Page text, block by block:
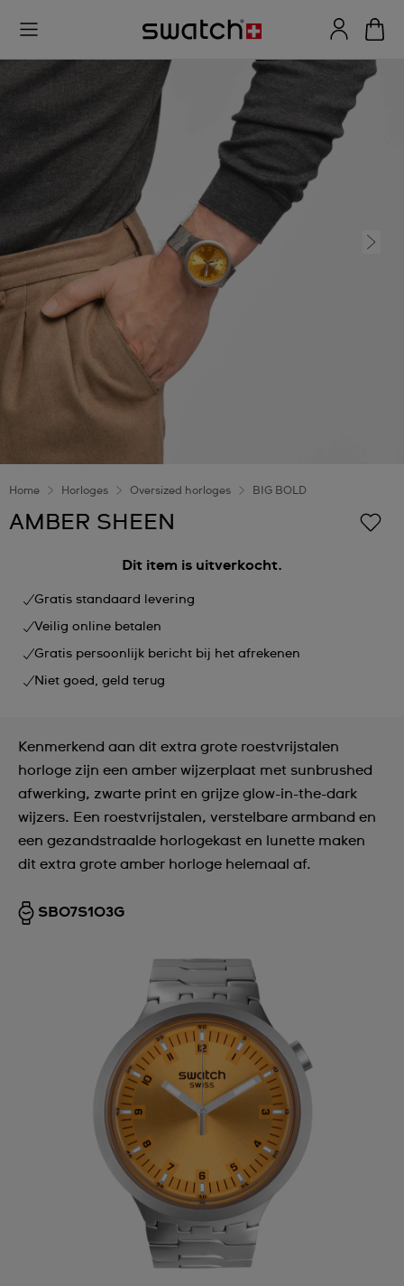
Home Horloges Oversized horloges BIG BOLD
AMBER SHEEN
Dit item is uitverkocht.
Gratis standaard levering
Veilig online betalen
Gratis persoonlijk bericht bij het afrekenen
Niet goed, geld terug
Kenmerkend aan dit extra grote roestvrijstalen
horloge zijn een amber wijzerplaat met sunbrushed
afwerking, zwarte print en grijze glow-in-the-dark
wijzers. Een roestvrijstalen, verstelbare armband en
een gezandstraalde horlogekast en lunette maken
dit extra grote amber horloge helemaal af.
SB07S103G